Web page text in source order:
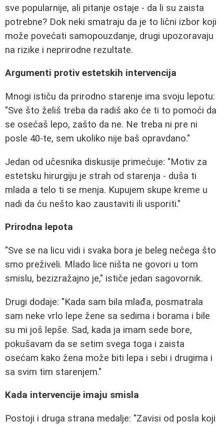
sve popularnije, ali pitanje ostaje - da li su zaista
potrebne? Dok neki smatraju da je to lični izbor koji
može povećati samopouzdanje, drugi upozoravaju
na rizike i neprirodne rezultate.
Argumenti protiv estetskih intervencija
Mnogi ističu da prirodno starenje ima svoju lepotu:
"Sve što želiš treba da radiš ako će ti to pomoći da
se osećaš lepo, zašto da ne. Ne treba ni pre ni
posle 40-te, sem ukoliko nije baš opravdano."
Jedan od učesnika diskusije primećuje: "Motiv za
estetsku hirurgiju je strah od starenja - duša ti
mlada a telo ti se menja. Kupujem skupe kreme u
nadi da ću nešto kao zaustaviti ili usporiti."
Prirodna lepota
"Sve se na licu vidi i svaka bora je beleg nečega što
smo preživeli. Mlado lice ništa ne govori u tom
smislu, bezizražajno je," ističe jedan sagovornik.
Drugi dodaje: "Kada sam bila mlađa, posmatrala
sam neke vrlo lepe žene sa sedima i borama i bile
su mi još lepše. Sad, kada ja imam sede bore,
pokušavam da se setim svega toga i zaista
osećam kako žena može biti lepa i sebi i drugima i
sa svim tim starenjem."
Kada intervencije imaju smisla
Postoji i druga strana medalje: "Zavisi od posla koji